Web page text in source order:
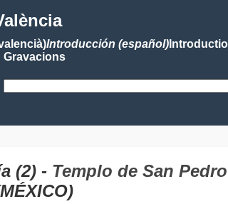
Introducción (español)
Gravacions
(2) - Templo de San